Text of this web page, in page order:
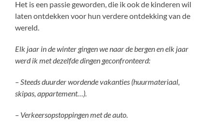
Het is een passie geworden, die ik ook de kinderen wil
laten ontdekken voor hun verdere ontdekking van de
wereld.
Elk jaar in de winter gingen we naar de bergen en elk jaar
werd ik met dezelfde dingen geconfronteerd:
– Steeds duurder wordende vakanties (huurmateriaal,
skipas, appartement…).
– Verkeersopstoppingen met de auto.